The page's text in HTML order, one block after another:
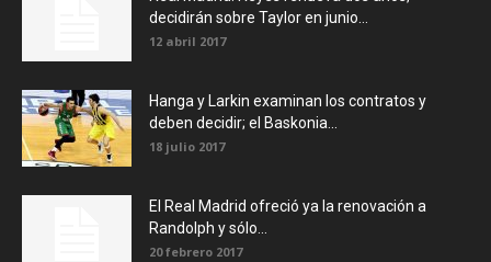
decidirán sobre Taylor en junio...
12 abril 2017
Hanga y Larkin examinan los contratos y
deben decidir; el Baskonia...
18 julio 2017
El Real Madrid ofreció ya la renovación a
Randolph y sólo...
20 febrero 2017